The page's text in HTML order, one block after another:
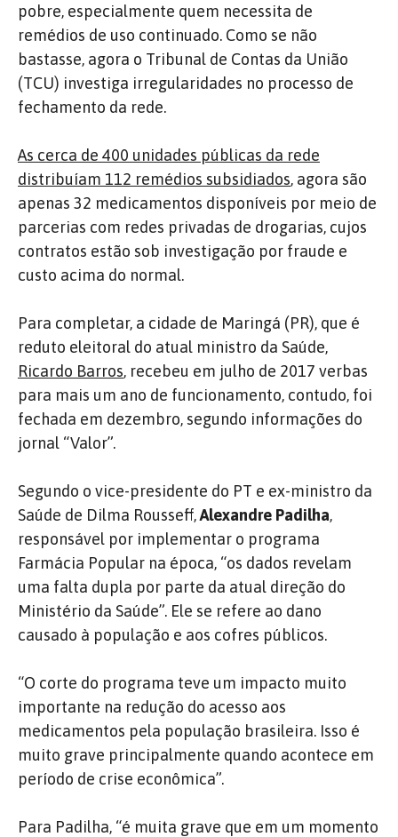
pobre, especialmente quem necessita de
remédios de uso continuado. Como se não
bastasse, agora o Tribunal de Contas da União
(TCU) investiga irregularidades no processo de
fechamento da rede.
As cerca de 400 unidades públicas da rede
distribuíam 112 remédios subsidiados, agora são
apenas 32 medicamentos disponíveis por meio de
parcerias com redes privadas de drogarias, cujos
contratos estão sob investigação por fraude e
custo acima do normal.
Para completar, a cidade de Maringá (PR), que é
reduto eleitoral do atual ministro da Saúde,
Ricardo Barros, recebeu em julho de 2017 verbas
para mais um ano de funcionamento, contudo, foi
fechada em dezembro, segundo informações do
jornal “Valor”.
Segundo o vice-presidente do PT e ex-ministro da
Saúde de Dilma Rousseff,Alexandre Padilha,
responsável por implementar o programa
Farmácia Popular na época, “os dados revelam
uma falta dupla por parte da atual direção do
Ministério da Saúde”. Ele se refere ao dano
causado à população e aos cofres públicos.
“O corte do programa teve um impacto muito
importante na redução do acesso aos
medicamentos pela população brasileira. Isso é
muito grave principalmente quando acontece em
período de crise econômica”.
Para Padilha, “é muita grave que em um momento